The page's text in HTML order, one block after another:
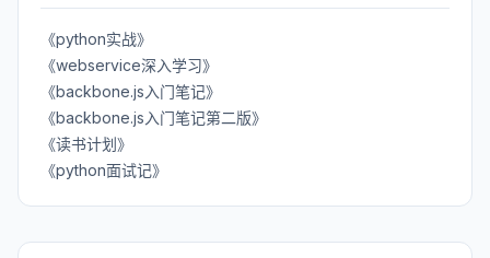
《python实战》
《webservice深入学习》
《backbone.js入门笔记》
《backbone.js入门笔记第二版》
《读书计划》
《python面试记》